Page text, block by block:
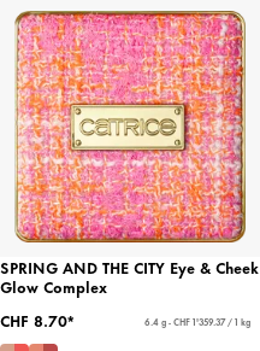
SPRING AND THE CITY Eye & Cheek
Glow Complex
CHF 8.70*
6.4 g - CHF 1'359.37 / 1 kg